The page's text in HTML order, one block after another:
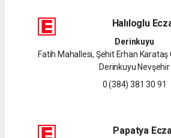
Halıloglu
Derinkuyu
Fatih Mahallesi, Şehit Erhan Karataş
Derinkuyu Nevşehir
0 (384) 381 30 91
Papatya